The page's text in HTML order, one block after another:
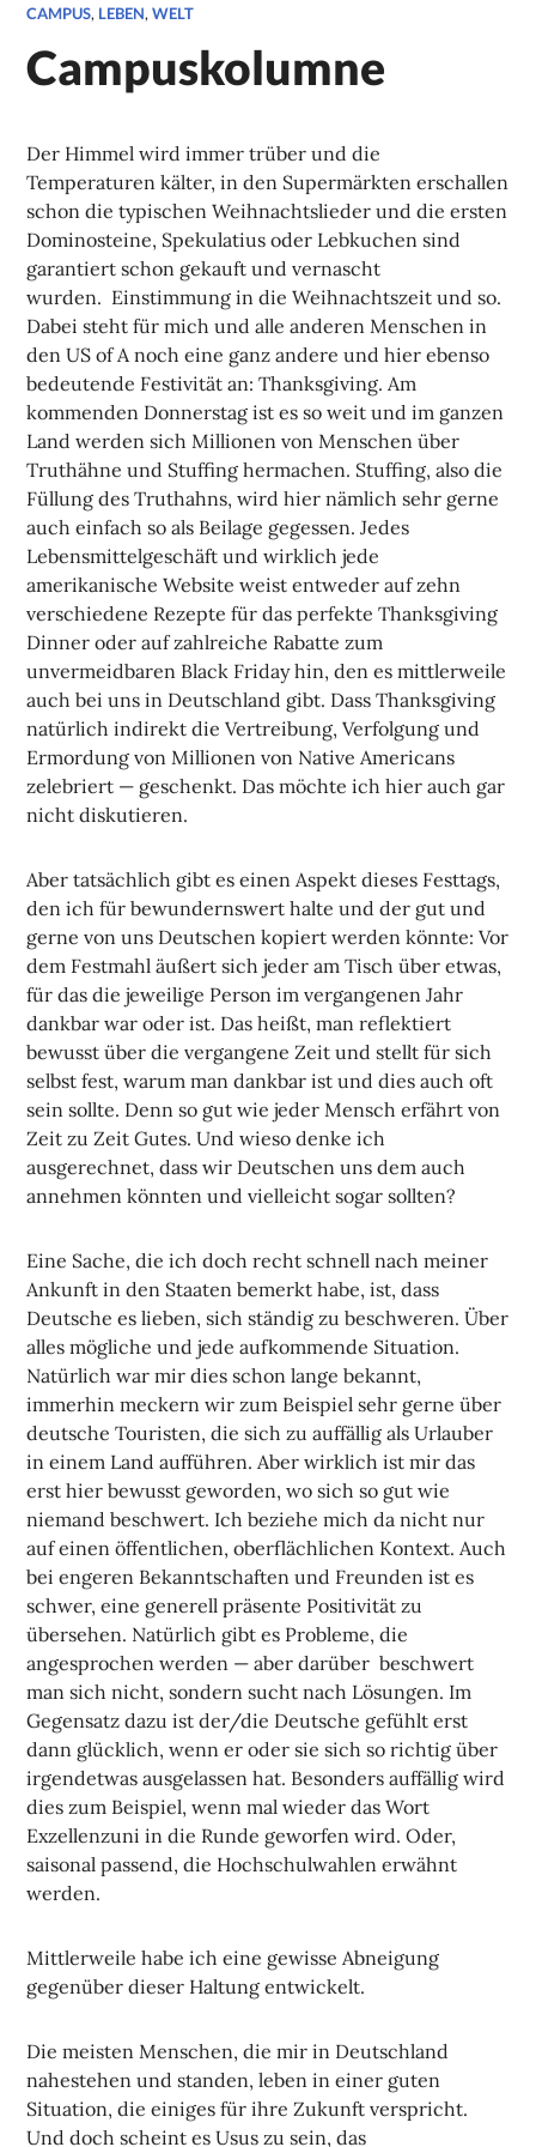
CAMPUS, LEBEN,WELT
Campuskolumne
Der Himmel wird immer trüber und die
Temperaturen kälter, in den Supermärkten erschallen
schon die typischen Weihnachtslieder und die ersten
Dominosteine, Spekulatius oder Lebkuchen sind
garantiert schon gekauft und vernascht
wurden. Einstimmung in die Weihnachtszeit und so.
Dabei steht für mich und alle anderen Menschen in
den US of A noch eine ganz andere und hier ebenso
bedeutende Festivität an: Thanksgiving. Am
kommenden Donnerstag ist es so weit und im ganzen
Land werden sich Millionen von Menschen über
Truthähne und Stuffing hermachen. Stuffing, also die
Füllung des Truthahns, wird hier nämlich sehr gerne
auch einfach so als Beilage gegessen. Jedes
Lebensmittelgeschäft und wirklich jede
amerikanische Website weist entweder auf zehn
verschiedene Rezepte für das perfekte Thanksgiving
Dinner oder auf zahlreiche Rabatte zum
unvermeidbaren Black Friday hin, den es mittlerweile
auch bei uns in Deutschland gibt. Dass Thanksgiving
natürlich indirekt die Vertreibung, Verfolgung und
Ermordung von Millionen von Native Americans
zelebriert — geschenkt. Das möchte ich hier auch gar
nicht diskutieren.
Aber tatsächlich gibt es einen Aspekt dieses Festtags,
den ich für bewundernswert halte und der gut und
gerne von uns Deutschen kopiert werden könnte: Vor
dem Festmahl äußert sich jeder am Tisch über etwas,
für das die jeweilige Person im vergangenen Jahr
dankbar war oder ist. Das heißt, man reflektiert
bewusst über die vergangene Zeit und stellt für sich
selbst fest, warum man dankbar ist und dies auch oft
sein sollte. Denn so gut wie jeder Mensch erfährt von
Zeit zu Zeit Gutes. Und wieso denke ich
ausgerechnet, dass wir Deutschen uns dem auch
annehmen könnten und vielleicht sogar sollten?
Eine Sache, die ich doch recht schnell nach meiner
Ankunft in den Staaten bemerkt habe, ist, dass
Deutsche es lieben, sich ständig zu beschweren. Über
alles mögliche und jede aufkommende Situation.
Natürlich war mir dies schon lange bekannt,
immerhin meckern wir zum Beispiel sehr gerne über
deutsche Touristen, die sich zu auffällig als Urlauber
in einem Land aufführen. Aber wirklich ist mir das
erst hier bewusst geworden, wo sich so gut wie
niemand beschwert. Ich beziehe mich da nicht nur
auf einen öffentlichen, oberflächlichen Kontext. Auch
bei engeren Bekanntschaften und Freunden ist es
schwer, eine generell präsente Positivität zu
übersehen. Natürlich gibt es Probleme, die
angesprochen werden — aber darüber beschwert
man sich nicht, sondern sucht nach Lösungen. Im
Gegensatz dazu ist der/die Deutsche gefühlt erst
dann glücklich, wenn er oder sie sich so richtig über
irgendetwas ausgelassen hat. Besonders auffällig wird
dies zum Beispiel, wenn mal wieder das Wort
Exzellenzuni in die Runde geworfen wird. Oder,
saisonal passend, die Hochschulwahlen erwähnt
werden.
Mittlerweile habe ich eine gewisse Abneigung
gegenüber dieser Haltung entwickelt.
Die meisten Menschen, die mir in Deutschland
nahestehen und standen, leben in einer guten
Situation, die einiges für ihre Zukunft verspricht.
Und doch scheint es Usus zu sein, das